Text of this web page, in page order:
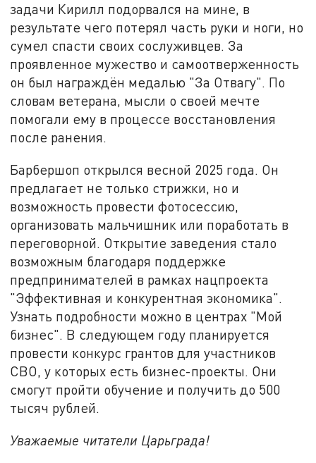
задачи Кирилл подорвался на мине, в
результате чего потерял часть руки и ноги, но
сумел спасти своих сослуживцев. За
проявленное мужество и самоотверженность
он был награждён медалью "За Отвагу". По
словам ветерана, мысли о своей мечте
помогали ему в процессе восстановления
после ранения.
Барбершоп открылся весной 2025 года. Он
предлагает не только стрижки, но и
возможность провести фотосессию,
организовать мальчишник или поработать в
переговорной. Открытие заведения стало
возможным благодаря поддержке
предпринимателей в рамках нацпроекта
"Эффективная и конкурентная экономика".
Узнать подробности можно в центрах "Мой
бизнес". В следующем году планируется
провести конкурс грантов для участников
СВО, у которых есть бизнес-проекты. Они
смогут пройти обучение и получить до 500
тысяч рублей.
Уважаемые читатели Царьграда!